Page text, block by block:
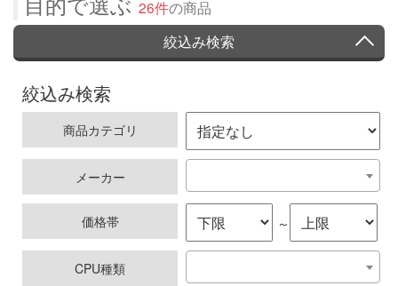
26件の商品
絞込み検索
絞込み検索
商品カテゴリ
メーカー
価格帯 ～
CPU種類